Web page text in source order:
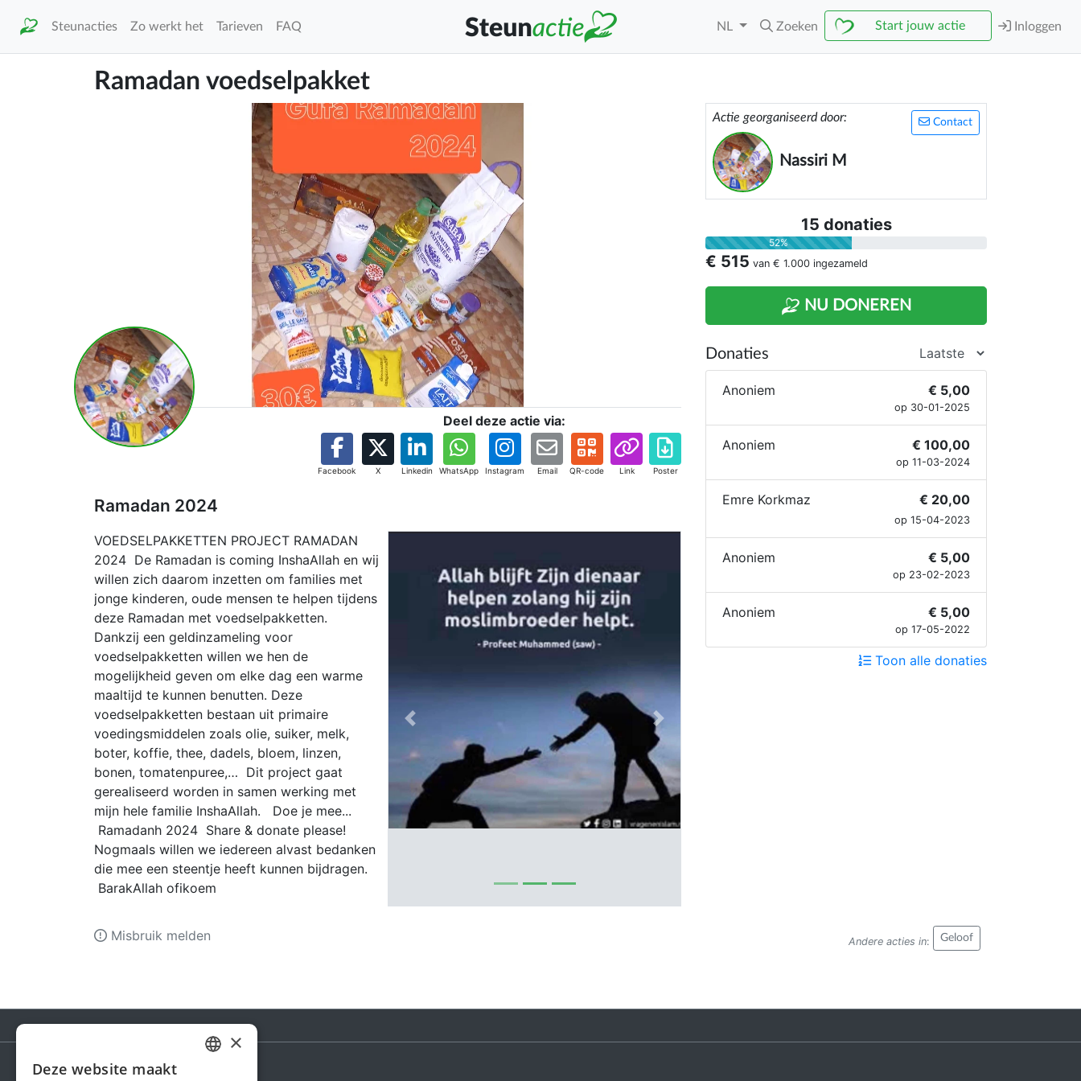
Steunacties Zo werkt het Tarieven FAQ NL Zoeken Start jouw actie Inloggen
Ramadan voedselpakket
Deel deze actie via:
Facebook X Linkedin WhatsApp Instagram Email QR-code Link Poster
Ramadan 2024
Previous Next
VOEDSELPAKKETTEN PROJECT RAMADAN
2024 De Ramadan is coming InshaAllah en wij
willen zich daarom inzetten om families met
jonge kinderen, oude mensen te helpen tijdens
deze Ramadan met voedselpakketten.
Dankzij een geldinzameling voor
voedselpakketten willen we hen de
mogelijkheid geven om elke dag een warme
maaltijd te kunnen benutten. Deze
voedselpakketten bestaan uit primaire
voedingsmiddelen zoals olie, suiker, melk,
boter, koffie, thee, dadels, bloem, linzen,
bonen, tomatenpuree,… Dit project gaat
gerealiseerd worden in samen werking met
mijn hele familie InshaAllah. Doe je mee...
Ramadanh 2024 Share & donate please!
Nogmaals willen we iedereen alvast bedanken
die mee een steentje heeft kunnen bijdragen.
BarakAllah ofikoem
Contact
Actie georganiseerd door:
Nassiri M
15 donaties
52%
€ 515 van € 1.000 ingezameld
NU DONEREN
Donaties
Anoniem € 5,00
op 30-01-2025
Anoniem € 100,00
op 11-03-2024
Emre Korkmaz € 20,00
op 15-04-2023
Anoniem € 5,00
op 23-02-2023
Anoniem € 5,00
op 17-05-2022
Toon alle donaties
Andere acties in: Geloof
Misbruik melden
×
Deze website maakt